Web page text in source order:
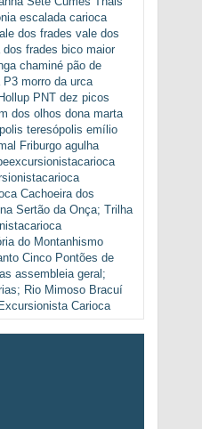
escalada carioca
dos frades vale dos
dos frades bico maior
chaminé pão de
P3 morro da urca
PNT dez picos
dos olhos dona marta
teresópolis emílio
Friburgo agulha
Cachoeira dos
Sertão da Onça; Trilha
do Montanhismo
Cinco Pontões de
assembleia geral;
Rio Mimoso Bracuí
Carioca